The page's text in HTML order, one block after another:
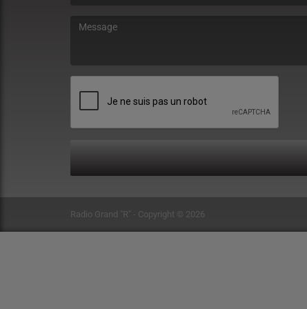
Radio Grand "R" - Copyright © 2026